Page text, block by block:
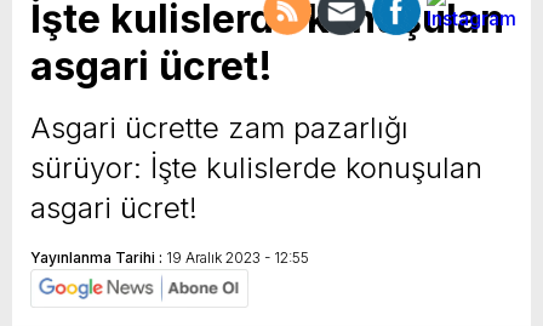
İşte kulislerde konuşulan
asgari ücret!
Asgari ücrette zam pazarlığı
sürüyor: İşte kulislerde konuşulan
asgari ücret!
Yayınlanma Tarihi : 19 Aralık 2023 - 12:55